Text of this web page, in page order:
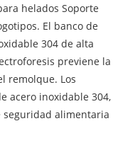
helados Soporte
El banco de
304 de alta
previene la
remolque. Los
acero inoxidable 304,
seguridad alimentaria